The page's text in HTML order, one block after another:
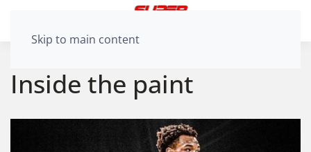
Skip to main content
Inside the paint